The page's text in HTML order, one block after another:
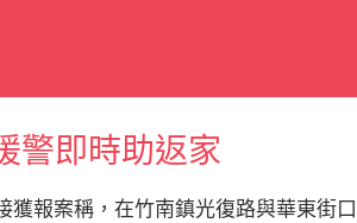
警即時助返家
報案稱，在竹南鎮光復路與華東街口